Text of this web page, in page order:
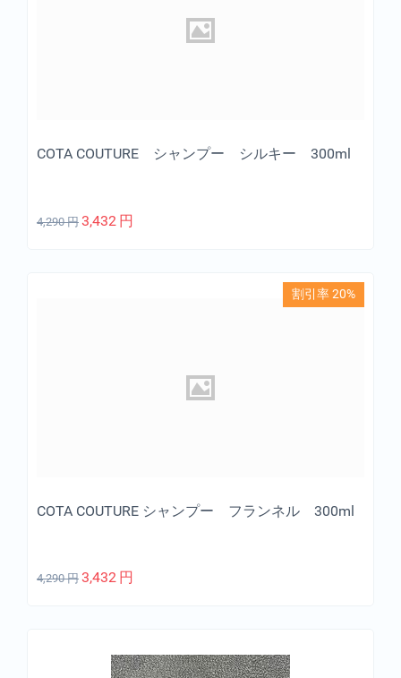
COTA COUTURE シャンプー シルキー 300ml
4,290 円 3,432 円
割引率 20%
COTA COUTURE シャンプー フランネル 300ml
4,290 円 3,432 円